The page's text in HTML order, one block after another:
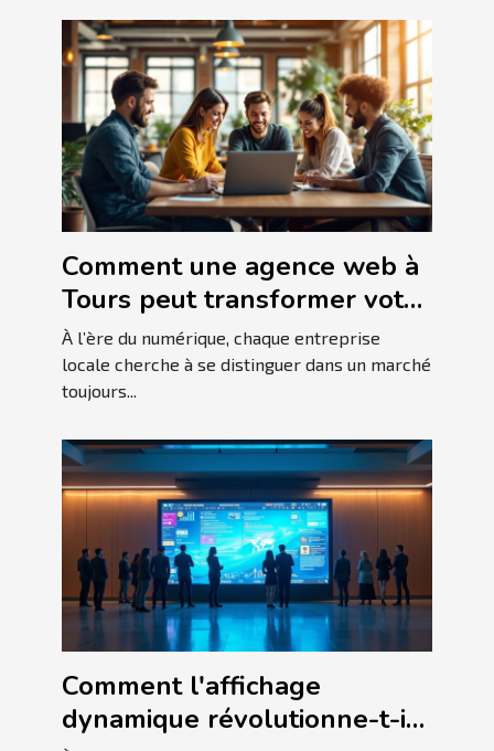
Comment une agence web à
Tours peut transformer votre
entreprise locale
À l’ère du numérique, chaque entreprise
locale cherche à se distinguer dans un marché
toujours...
Comment l'affichage
dynamique révolutionne-t-il